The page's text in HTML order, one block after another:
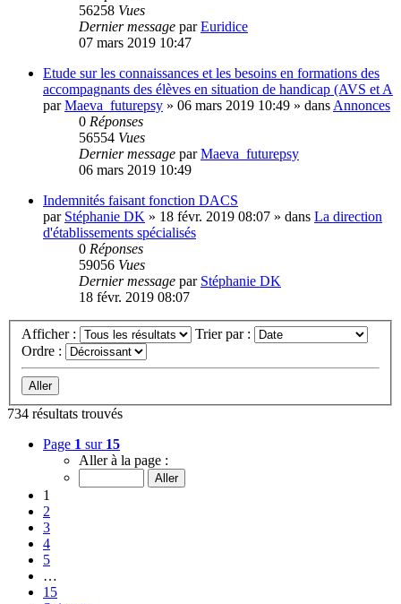
56258 Vues
Dernier message parEuridice
07 mars 2019 10:47
Etude sur les connaissances et les besoins en formations des
accompagnants des élèves en situation de handicap (AVS et A
parMaeva_futurepsy » 06 mars 2019 10:49 » dans Annonces
0 Réponses
56554 Vues
Dernier message parMaeva_futurepsy
06 mars 2019 10:49
Indemnités faisant fonction DACS
par Stéphanie DK » 18 févr. 2019 08:07 » dans La direction
d'établissements spécialisés
0 Réponses
59056 Vues
Dernier message par Stéphanie DK
18 févr. 2019 08:07
Afficher :
Trier par :
Ordre :
734 résultats trouvés
Page 1 sur 15
Aller à la page :
1
2
3
4
5
…
15